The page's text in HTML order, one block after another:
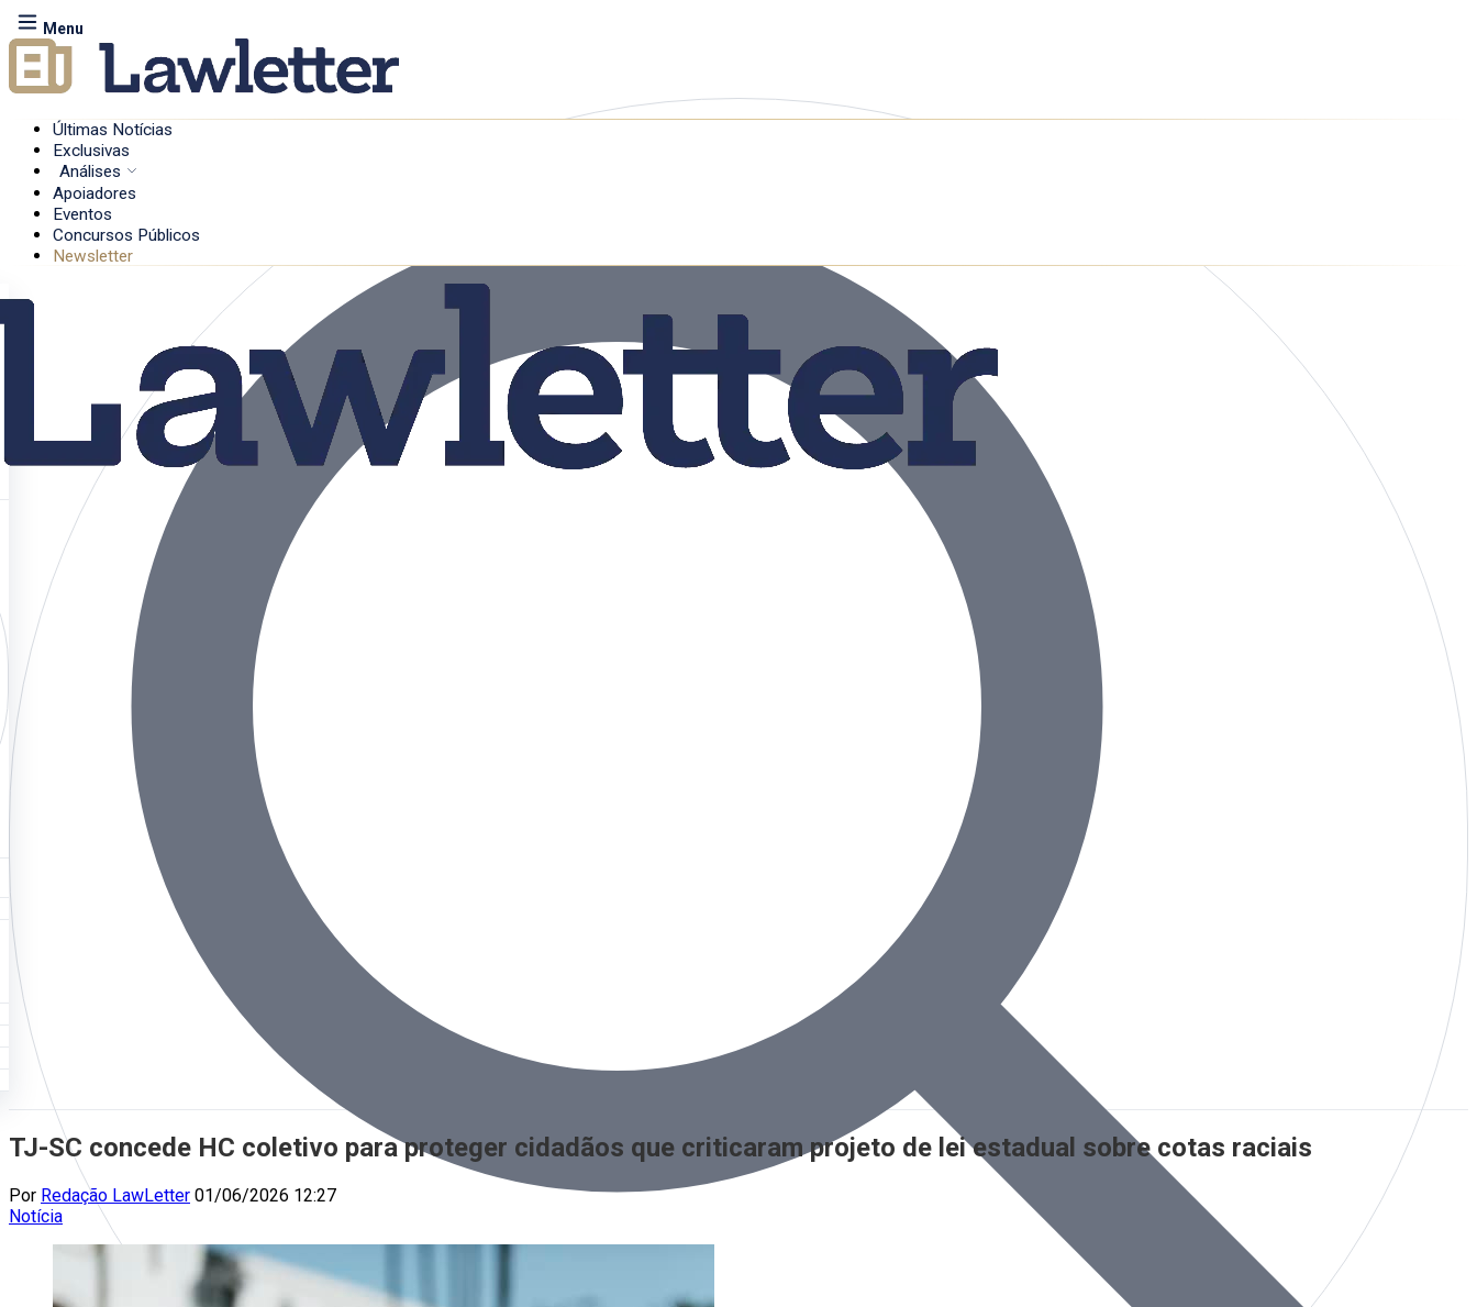
Menu
Últimas Notícias
Exclusivas
Análises
Apoiadores
Eventos
Concursos Públicos
Newsletter
TJ-SC concede HC coletivo para proteger cidadãos que criticaram projeto de lei estadual sobre cotas raciais
Por Redação LawLetter 01/06/2026 12:27
Notícia